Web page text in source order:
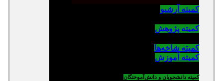
کمیته آرشیو
کمیته پژوهش
کمیته شاخه‌ها
کمیته آموزش
کمیته دانشجویان و دانش‌آموختگان